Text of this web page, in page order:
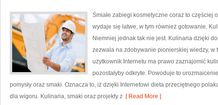
Śmiałe zabiegi kosmetyczne coraz to
wydaje się łatwe, w tym również gotowanie.
Niemniej jednak tak nie jest. Kulinaria dzięki
zezwala na zdobywanie pionierskiej wiedzy, w
użytkownik Internetu ma prawo zaznajomić
pozostałyby odkryte. Powoduje to
pomysły oraz smaki. Oznacza to, iż dzięki Internetowi dieta przeciętnego
dla wigoru. Kulinaria, smaki oraz projekty z [ Read More ]